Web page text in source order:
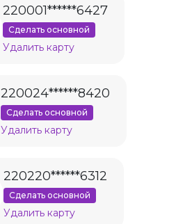
220001******6427
Сделать основной
Удалить карту
220024******8420
Сделать основной
Удалить карту
220220******6312
Сделать основной
Удалить карту